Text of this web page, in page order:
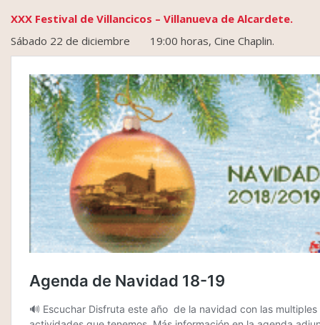
XXX Festival de Villancicos – Villanueva de Alcardete.
Sábado 22 de diciembre 19:00 horas, Cine Chaplin.